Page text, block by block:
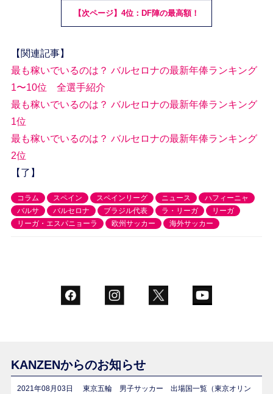
【次ページ】4位：DF陣の最高額！
【関連記事】
最も稼いでいるのは？ バルセロナの最新年俸ランキング
1〜10位 全選手紹介
最も稼いでいるのは？ バルセロナの最新年俸ランキング
1位
最も稼いでいるのは？ バルセロナの最新年俸ランキング
2位
【了】
コラム スペイン スペインリーグ ニュース
ハフィーニャ
バルサ
バルセロナ ブラジル代表 ラ・リーガ
リーガ
リーガ・エスパニョーラ
欧州サッカー 海外サッカー
KANZENからのお知らせ
2021年08月03日
東京五輪 男子サッカー 出場国一覧（東京オリン